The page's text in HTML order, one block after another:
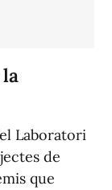
Laboratori
de
que